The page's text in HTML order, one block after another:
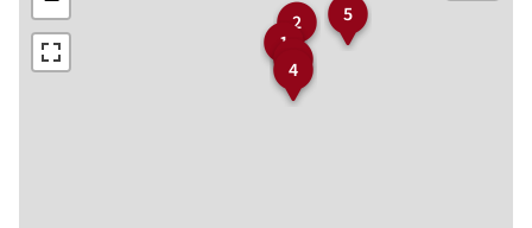
1
2
3
4
5